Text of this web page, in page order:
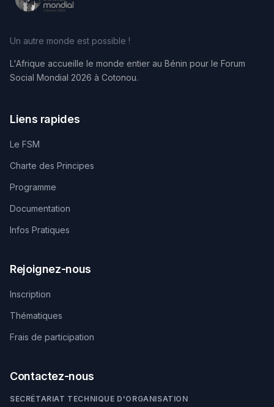
Un autre monde est possible !
L'Afrique accueille le monde entier au Bénin pour le Forum
Social Mondial 2026 à Cotonou.
Liens rapides
Le FSM
Charte des Principes
Programme
Documentation
Infos Pratiques
Rejoignez-nous
Inscription
Thématiques
Frais de participation
Contactez-nous
SECRÉTARIAT TECHNIQUE D'ORGANISATION